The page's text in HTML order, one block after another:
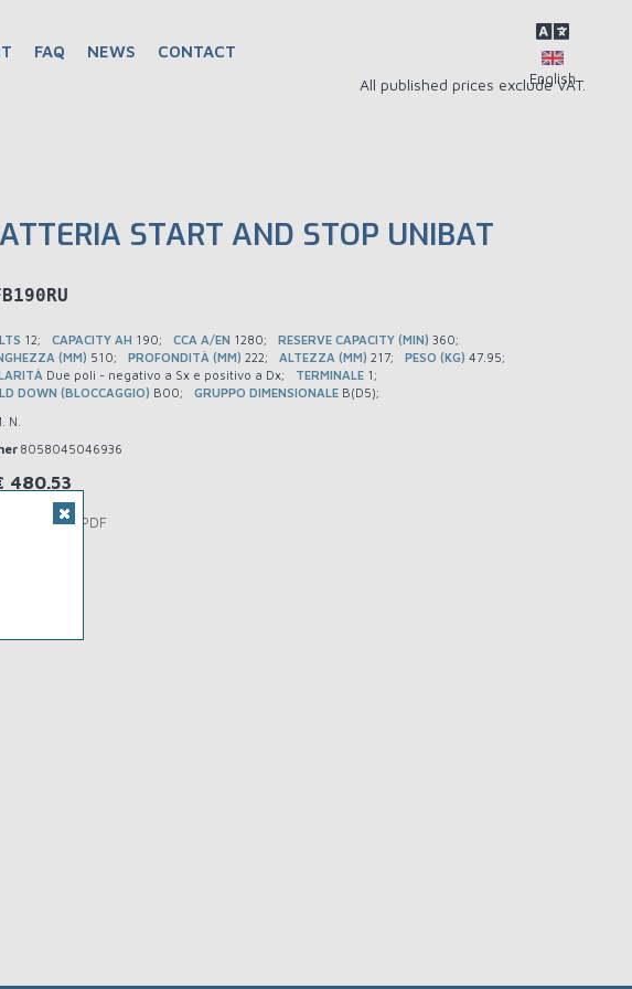
All published prices exclude VAT.
FAQ NEWS CONTACT
START AND STOP UNIBAT
12 CAPACITY AH 190 CCA A/EN 1280 RESERVE CAPACITY (MIN) 360
(MM) 510 PROFONDITÀ (MM) 222 ALTEZZA (MM) 217 PESO (KG) 47.95
Due poli - negativo a Sx e positivo a Dx TERMINALE 1
DOWN (BLOCCAGGIO) B00 GRUPPO DIMENSIONALE B(D5)
N.
Download PDF
8058045046936
480.53